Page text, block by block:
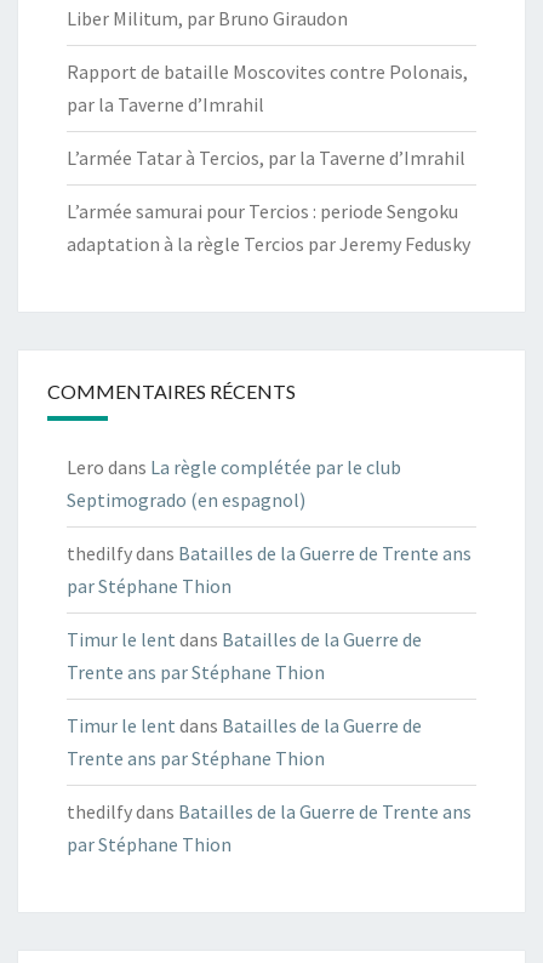
Liber Militum, par Bruno Giraudon
Rapport de bataille Moscovites contre Polonais,
par la Taverne d’Imrahil
L’armée Tatar à Tercios, par la Taverne d’Imrahil
L’armée samurai pour Tercios : periode Sengoku
adaptation à la règle Tercios par Jeremy Fedusky
COMMENTAIRES RÉCENTS
Lero dans La règle complétée par le club
Septimogrado (en espagnol)
thedilfydans Batailles de la Guerre de Trente ans
par Stéphane Thion
Timur le lent dans Batailles de la Guerre de
Trente ans par Stéphane Thion
Timur le lent dans Batailles de la Guerre de
Trente ans par Stéphane Thion
thedilfydans Batailles de la Guerre de Trente ans
par Stéphane Thion